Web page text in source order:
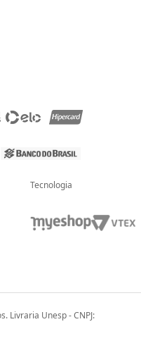
Tecnologia
Livraria Unesp - CNPJ: